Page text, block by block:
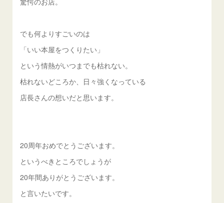
でも何よりすごいのは
「いい本屋をつくりたい」
という情熱がいつまでも枯れない。
枯れないどころか、日々強くなっている
店長さんの想いだと思います。
20周年おめでとうございます。
というべきところでしょうが
20年間ありがとうございます。
と言いたいです。